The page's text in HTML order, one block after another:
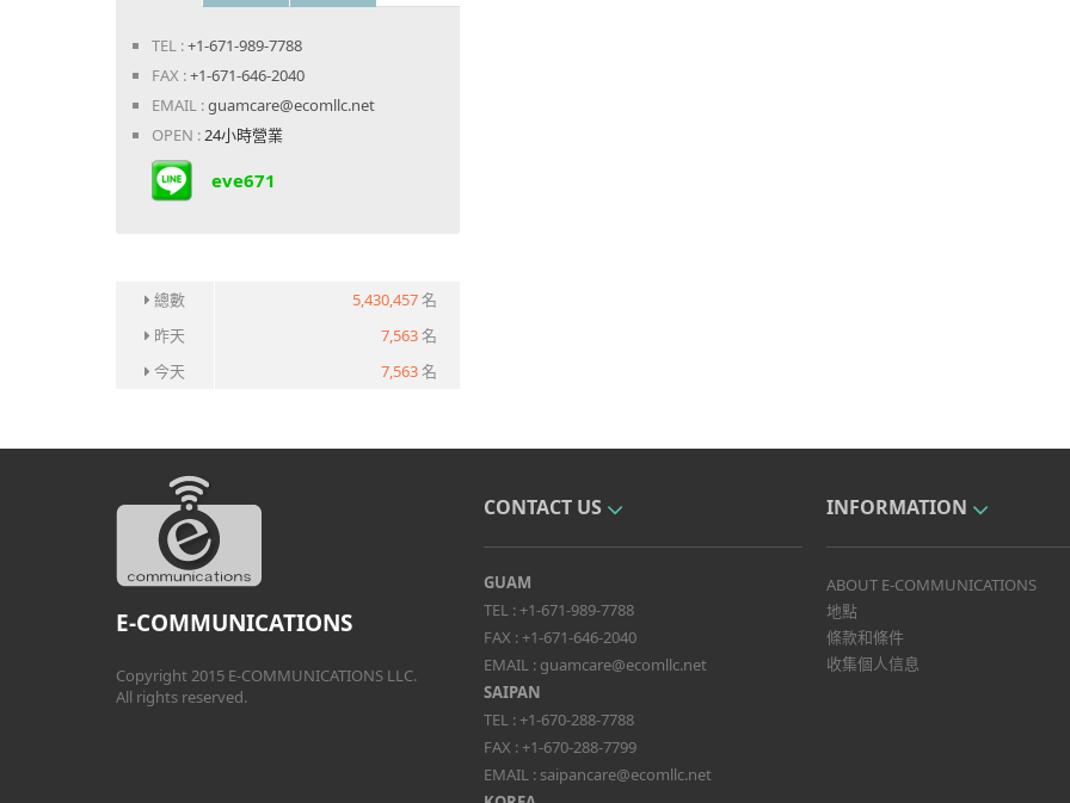
TEL :+1-671-989-7788
FAX :+1-671-646-2040
EMAIL :guamcare@ecomllc.net
OPEN :24小時營業
eve671
總數 5,430,457名
昨天
7,563名
今天
7,563名
E-COMMUNICATIONS
Copyright 2015 E-COMMUNICATIONS LLC.
All rights reserved.
CONTACT US
GUAM
TEL :+1-671-989-7788
FAX :+1-671-646-2040
EMAIL : guamcare@ecomllc.net
SAIPAN
TEL :+1-670-288-7788
FAX :+1-670-288-7799
EMAIL : saipancare@ecomllc.net
INFORMATION
ABOUT E-COMMUNICATIONS
地點
條款和條件
收集個人信息